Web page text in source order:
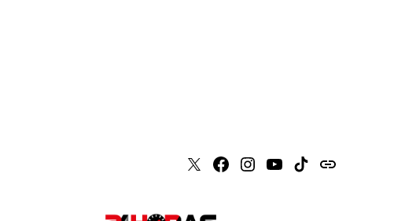
X Faceboook
Instagram
Youtube
Tiktokissuu